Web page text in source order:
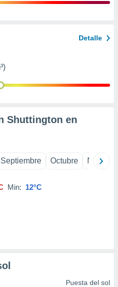
Detalle
Shuttington en
Septiembre Octubre
Min: 12°C
Puesta del sol